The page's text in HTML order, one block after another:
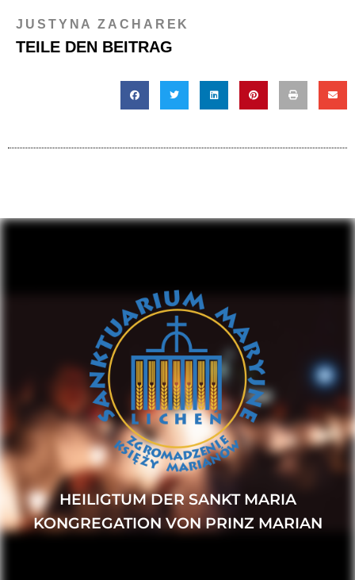
TEILE DEN BEITRAG
JUSTYNA ZACHAREK
HEILIGTUM DER SANKT MARIA
KONGREGATION VON PRINZ MARIAN